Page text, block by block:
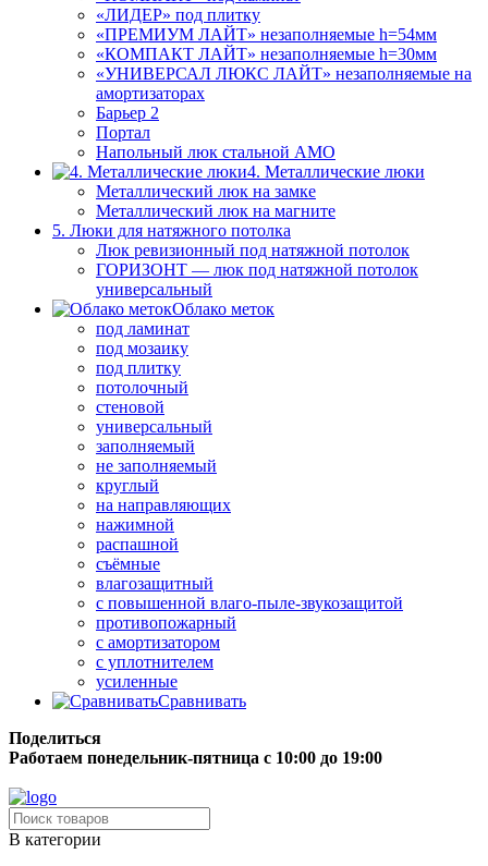
«ЛИДЕР» под плитку
«ПРЕМИУМ ЛАЙТ» незаполняемые h=54мм
«КОМПАКТ ЛАЙТ» незаполняемые h=30мм
«УНИВЕРСАЛ ЛЮКС ЛАЙТ» незаполняемые на
амортизаторах
Барьер 2
Портал
Напольный люк стальной АМО
4. Металлические люки
Металлический люк на замке
Металлический люк на магните
5. Люки для натяжного потолка
Люк ревизионный под натяжной потолок
ГОРИЗОНТ — люк под натяжной потолок
универсальный
Облако меток
под ламинат
под мозаику
под плитку
потолочный
стеновой
универсальный
заполняемый
не заполняемый
круглый
на направляющих
нажимной
распашной
съёмные
влагозащитный
с повышенной влаго-пыле-звукозащитой
противопожарный
с амортизатором
с уплотнителем
усиленные
Сравнивать
Поделиться
Работаем понедельник-пятница с 10:00 до 19:00
В категории